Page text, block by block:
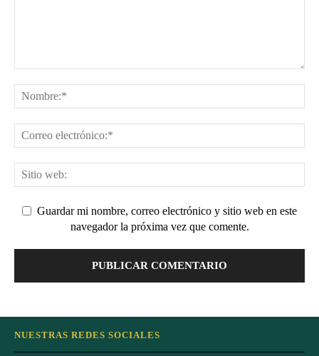
Guardar mi nombre, correo electrónico y sitio web en este
navegador la próxima vez que comente.
NUESTRAS REDES SOCIALES